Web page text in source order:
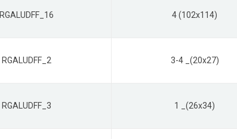
RGALUDFF_16 4 (102x114)
RGALUDFF_2 3-4 _(20x27)
RGALUDFF_3 1 _(26x34)